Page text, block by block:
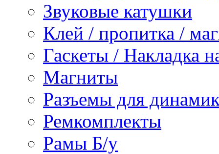
Звуковые катушки
Клей / пропитка /
Гаскеты / Накладка
Магниты
Разъемы для
Ремкомплекты
Рамы Б/у